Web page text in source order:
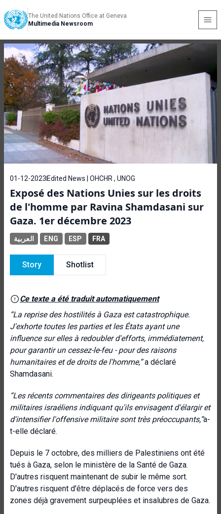
The United Nations Office at Geneva
Multimedia Newsroom
01-12-2023 Edited News | OHCHR , UNOG
Exposé des Nations Unies sur les droits
de l'homme par Ravina Shamdasani sur
Gaza. 1er décembre 2023
العربية ENG ESP FRA
Story Shotlist
Ce texte a été traduit automatiquement
“La reprise des hostilités à Gaza est catastrophique.
J'exhorte toutes les parties et les États ayant une
influence sur elles à redoubler d'efforts, immédiatement,
pour garantir un cessez-le-feu - pour des raisons
humanitaires et de droits de l'homme,”a déclaré
Shamdasani.
“Les récents commentaires des dirigeants politiques et
militaires israéliens indiquant qu'ils envisagent d'élargir et
d'intensifier l'offensive militaire sont très préoccupants,”a-
t-elle déclaré.
Depuis le 7 octobre, des milliers de Palestiniens ont été
tués à Gaza, selon le ministère de la Santé de Gaza.
D'autres risquent maintenant de subir le même sort.
D'autres risquent d'être déplacés de force vers des
zones déjà gravement surpeuplées et insalubres de Gaza.